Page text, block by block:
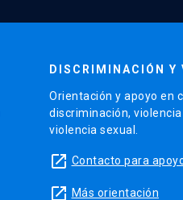
DISCRIMINACIÓN Y
Orientación y apoyo en
discriminación,
violencia sexual.
launch Contacto para
launch Más orientación